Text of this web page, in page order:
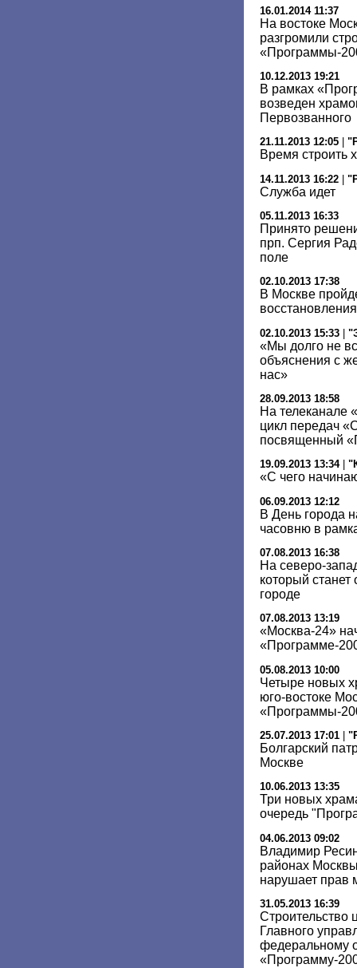
16.01.2014 11:37
На востоке
разгромили
«Программы-
10.12.2013 19:21
В рамках
возведен
Первозванного
21.11.2013 12:05
Время строить
14.11.2013 16:22
Служба идет
05.11.2013 16:33
Принято
прп. Сергия
поле
02.10.2013 17:38
В Москве
02.10.2013 15:33
«Мы долго не
объяснения с
нас»
28.09.2013 18:58
На телеканале
цикл передач
посвященный
19.09.2013 13:34|
«С чего
06.09.2013 12:12
В День города
часовню в
07.08.2013 16:38
На северо-
который
городе
07.08.2013 13:19
«Москва-24»
«Программе-
05.08.2013 10:00
Четыре новых
юго-востоке
«Программы-
25.07.2013 17:01
Болгарский
Москве
10.06.2013 13:35
Три новых
очередь
04.06.2013 09:02
Владимир
районах
нарушает прав
31.05.2013 16:39
Строительство
Главного
федеральному
«Программу-